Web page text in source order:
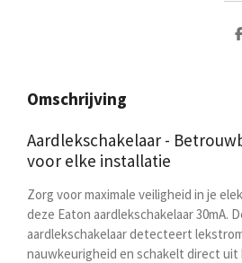
D
Omschrijving
Aardlekschakelaar -
voor elke installatie
Zorg voor maximale veiligheid in je
deze Eaton aardlekschakelaar 30mA.
aardlekschakelaar detecteert
nauwkeurigheid en schakelt direct uit